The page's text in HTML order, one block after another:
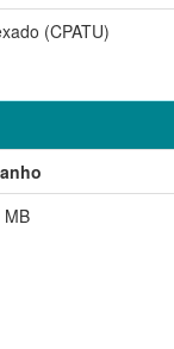
(CPATU)
MB